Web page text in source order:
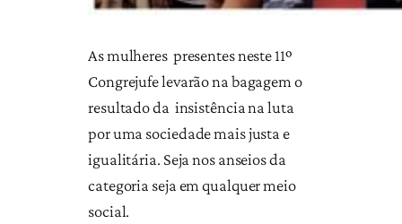
As mulheres presentes neste 11º
Congrejufe levarão na bagagem o
resultado da insistência na luta
por uma sociedade mais justa e
igualitária. Seja nos anseios da
categoria seja em qualquer meio
social.